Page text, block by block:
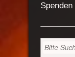
Spenden